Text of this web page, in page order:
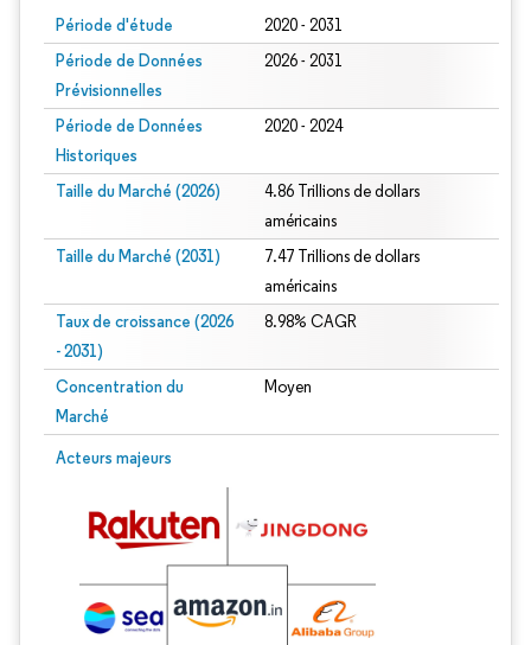
Période d'étude 2020 - 2031
Période de Données
Prévisionnelles
2026 - 2031
Période de Données
Historiques
2020 - 2024
Taille du Marché (2026)
4.86 Trillions de dollars
américains
Taille du Marché (2031)
7.47 Trillions de dollars
américains
Taux de croissance (2026
- 2031)
8.98% CAGR
Concentration du
Marché
Moyen
Acteurs majeurs
Image © Mordor Intelligence. La réutilisation nécessite une attribution sous CC